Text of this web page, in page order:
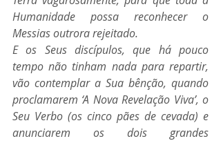
Humanidade possa reconhecer o
Messias outrora rejeitado.
E os Seus discípulos, que há pouco
tempo não tinham nada para repartir,
vão contemplar a Sua bênção, quando
proclamarem ‘A Nova Revelação Viva’, o
Seu Verbo (os cinco pães de cevada) e
anunciarem os dois grandes